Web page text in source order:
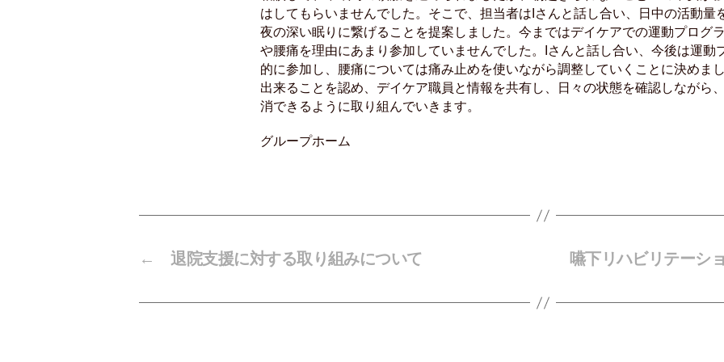
はしてもらいませんでした。そこで、担当者はIさんと話し合い、日中の活動量
夜の深い眠りに繋げることを提案しました。今まではデイケアでの運動プログ
や腰痛を理由にあまり参加していませんでした。Iさんと話し合い、今後は運動
的に参加し、腰痛については痛み止めを使いながら調整していくことに決めま
出来ることを認め、デイケア職員と情報を共有し、日々の状態を確認しながら
消できるように取り組んでいきます。
グループホーム
← 退院支援に対する取り組みについて 嚥下リハビリテーシ